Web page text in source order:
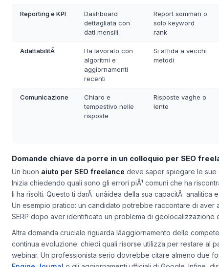
Dashboard
dettagliata con
Report sommari o
solo keyword
Ha lavorato con
algoritmi e
aggiornamenti
Si affida a vecchi
Chiaro e
tempestivo nelle
Risposte vaghe o
Domande chiave da porre in un colloquio per SEO
Un buonaiuto per SEO freelancedeve saper spiegare le sue
Inizia chiedendo quali sono gli errori piÃ¹ comuni che ha
li ha risolti. Questo ti darÃ unâidea della sua capacitÃ analitica
Un esempio pratico: un candidato potrebbe raccontare di aver
SERP dopo aver identificato un problema di geolocalizzazione
Altra domanda cruciale riguarda lâaggiornamento delle
continua evoluzione: chiedi quali risorse utilizza per restare al